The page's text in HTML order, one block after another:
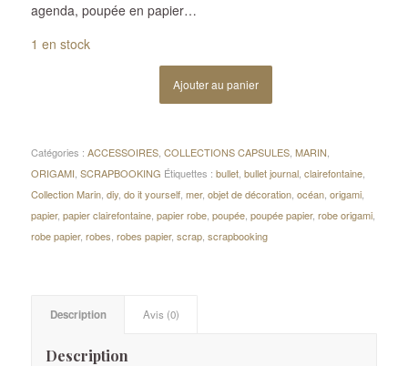
agenda, poupée en papier…
1 en stock
Ajouter au panier
Catégories : ACCESSOIRES, COLLECTIONS CAPSULES, MARIN
ORIGAMI SCRAPBOOKING Étiquettes : bullet, bullet journal, clairefontaine,
Collection Marin, diy, do it yourself, mer, objet de décoration, océan, origami,
papier, papier clairefontaine, papier robe, poupée, poupée papier, robe origami,
robe papier, robes robes papier, scrap, scrapbooking
Description Avis (0)
Description